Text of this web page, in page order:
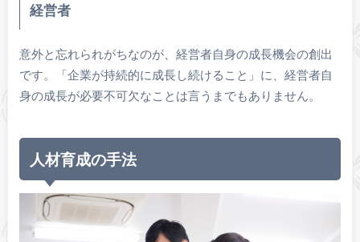
経営者
意外と忘れられがちなのが、経営者自身の成長機会の創出
です。「企業が持続的に成長し続けること」に、経営者自
身の成長が必要不可欠なことは言うまでもありません。
人材育成の手法